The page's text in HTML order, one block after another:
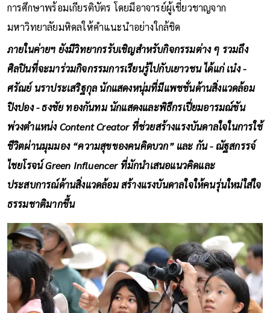
การศึกษาพร้อมเกียรติบัตร โดยมีอาจารย์ผู้เชี่ยวชาญจาก
มหาวิทยาลัยมหิดลให้คำแนะนำอย่างใกล้ชิด
ภายในค่ายฯ ยังมีวิทยากรรับเชิญสำหรับกิจกรรมต่าง ๆ รวมถึง
ศิลปินที่จะมาร่วมกิจกรรมการเรียนรู้ไปกับเยาวชน ได้แก่ เน๋ง -
ศรัณย์ นราประเสริฐกุล นักแสดงหนุ่มที่มีแพชชั่นด้านสิ่งแวดล้อม
ปิงปอง - ธงชัย ทองกันทม นักแสดงและพิธีกรเปี่ยมอารมณ์ขัน
พ่วงตำแหน่ง Content Creator ที่ช่วยสร้างแรงบันดาลใจในการใช้
ชีวิตผ่านมุมมอง “ความสุขของคนคิดบวก” และ กัน - ณัฐสกรรจ์
ไชยโรจน์ Green Influencer ที่มักนำเสนอแนวคิดและ
ประสบการณ์ด้านสิ่งแวดล้อม สร้างแรงบันดาลใจให้คนรุ่นใหม่ใส่ใจ
ธรรมชาติมากขึ้น